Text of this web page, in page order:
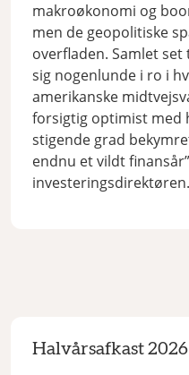
makroøkonomi og
men de geopolitiske
overfladen. Samlet
sig nogenlunde i ro i
amerikanske
forsigtig optimist med
stigende grad
endnu et vildt
investeringsdirektøren.
Halvårsafkast 2026